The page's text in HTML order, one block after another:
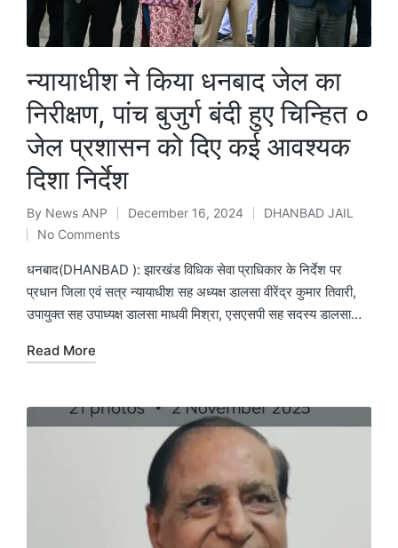
न्यायाधीश ने किया धनबाद जेल का
निरीक्षण, पांच बुजुर्ग बंदी हुए चिन्हित ०
जेल प्रशासन को दिए कई आवश्यक
दिशा निर्देश
Posted
by
By News ANP December 16, 2024
Posted
DHANBAD JAIL
No Comments
धनबाद(DHANBAD ): झारखंड विधिक सेवा प्राधिकार के निर्देश पर
प्रधान जिला एवं सत्र न्यायाधीश सह अध्यक्ष डालसा वीरेंद्र कुमार तिवारी,
उपायुक्त सह उपाध्यक्ष डालसा माधवी मिश्रा, एसएसपी सह सदस्य डालसा…
Read More